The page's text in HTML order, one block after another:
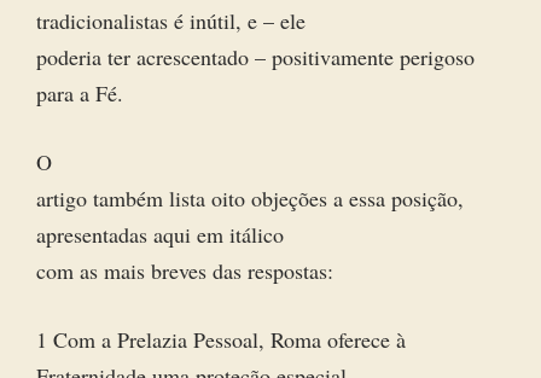
tradicionalistas é inútil, e – ele
poderia ter acrescentado – positivamente perigoso
para a Fé.
O
artigo também lista oito objeções a essa posição,
apresentadas aqui em itálico
com as mais breves das respostas:
1 Com a Prelazia Pessoal, Roma oferece à